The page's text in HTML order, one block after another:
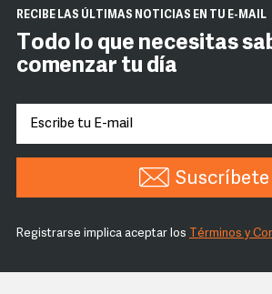
RECIBE LAS ÚLTIMAS NOTICIAS EN TU E-MAIL
Todo lo que necesitas
comenzar tu día
Suscríbete
Registrarse implica aceptar los Términos y